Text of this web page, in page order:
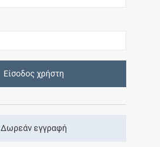
Είσοδος χρήστη
Δωρεάν εγγραφή